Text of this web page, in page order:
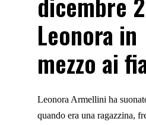
Leonora in
mezzo ai
Leonora Armellini ha
quando era una ragazzina,